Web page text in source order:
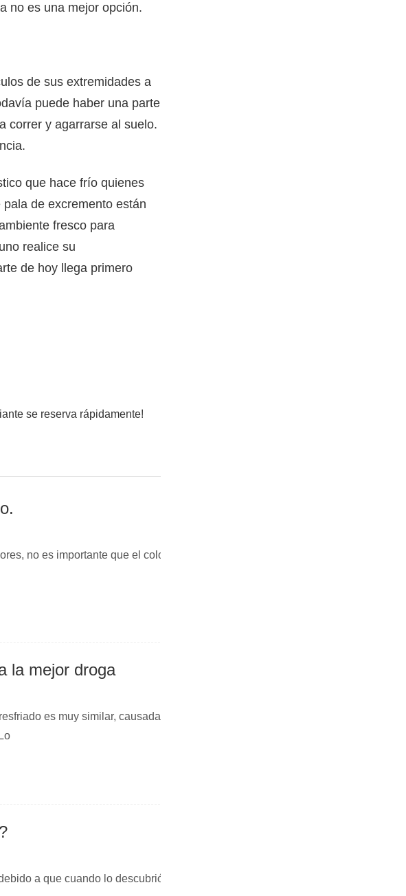
no es una mejor opción.
de sus extremidades a
puede haber una parte
correr y agarrarse al suelo.
que hace frío quienes
de excremento están
fresco para
realice su
de hoy llega primero
se reserva rápidamente!
no es importante que el color
la mejor droga
es muy similar, causada
a que cuando lo descubrió